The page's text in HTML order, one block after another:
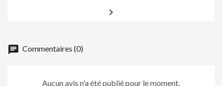

chat Commentaires (0)
Aucun avis n'a été publié pour le moment.